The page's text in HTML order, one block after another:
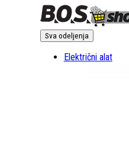
Sva odeljenja
Električni alat